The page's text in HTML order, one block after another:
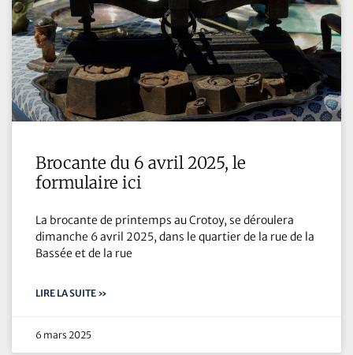
Brocante du 6 avril 2025, le
formulaire ici
La brocante de printemps au Crotoy, se déroulera
dimanche 6 avril 2025, dans le quartier de la rue de la
Bassée et de la rue
LIRE LA SUITE »
6 mars 2025